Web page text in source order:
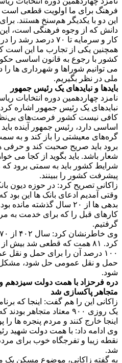
فرهنگ برای ما اولویت قطعی است
این دو با یکدیگر هم‌سنخ هستند.
دانش که از وجوه فرهنگی است، این
کار و سرمایه تا ۷۰
همچنین یکی از تجارب ما این است
کشور با رجوع به قانون اساسی
می توانیم شوراها و شهرداری ها را
ملی در نظر بگیریم.
بایدها و نبایدهای یک رئیس جمهور
نامزد چهاردهمین دوره انتخابات
نبایدهای یک رئیس جمهور اشاره
کافی نیست کشور فرصت‌های
اساسی دارد، رئیس جمهور آینده
گره‌های معیشتی را باز کند و به
برود باید صریح صحبت کند و حرفی
شعار باشد. باید بگوید از کجا می
شرایط کشور باید به سمتی برود که
پیشرفت کشور را ببینند.
زاکانی تصریح کرد: در حوزه دیون
بدهی ها از ۲۰ سال گذشته
کارهای قبل را که برای خدمت به
گرفتیم.
۱۰۰ درصد آن را برای حمل و نقل
حمل و نقل عمومی حل شود، مشکل
شود.
دره فرحزاد با همت دولت سیزدهم
متجاهر پاکسازی شد
زاکانی این را هم گفت: اینجا که
یک روزی ۹۰۰ معتاد متجاهر
اینجا خارج کنند و مردم پنجره ها را
وی ادامه داد: با همت دولت شهید
نقطه زیبا و تفرجگاه خوب برای
شد.
به گفته زاکانی، موضوع مسکن یک